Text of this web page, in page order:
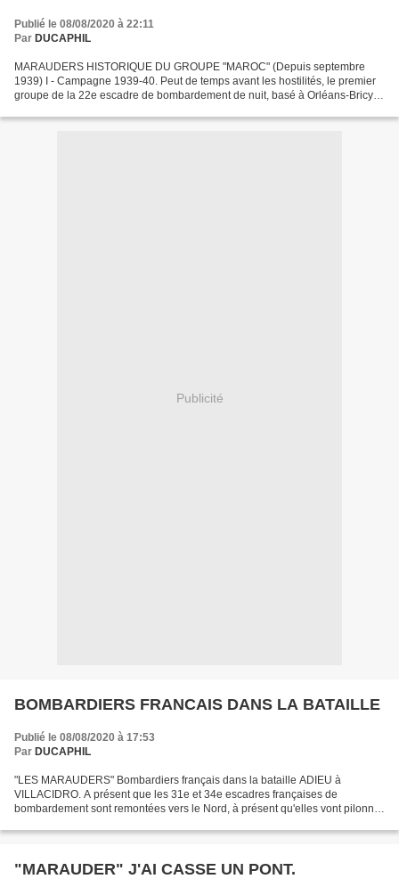
Publié le 08/08/2020 à 22:11
Par DUCAPHIL
MARAUDERS HISTORIQUE DU GROUPE "MAROC" (Depuis septembre
1939) I - Campagne 1939-40. Peut de temps avant les hostilités, le premier
groupe de la 22e escadre de bombardement de nuit, basé à Orléans-Bricy,
Publicité
BOMBARDIERS FRANCAIS DANS LA BATAILLE
Publié le 08/08/2020 à 17:53
Par DUCAPHIL
"LES MARAUDERS" Bombardiers français dans la bataille ADIEU à
VILLACIDRO. A présent que les 31e et 34e escadres françaises de
bombardement sont remontées vers le Nord, à présent qu'elles vont pilonner
"MARAUDER" J'AI CASSE UN PONT.